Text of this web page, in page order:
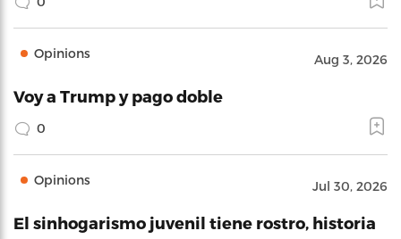
Opinions Aug 3, 2026
Voy a Trump y pago doble
0
Opinions Jul 30, 2026
El sinhogarismo juvenil tiene rostro, historia